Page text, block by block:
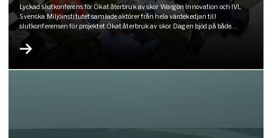
Lyckad slutkonferens för Ökat återbruk av skor Wargön Innovation och IVL
Svenska Miljöinstitutet samlade aktörer från hela värdekedjan till
slutkonferensen för projektet Ökat återbruk av skor. Dagen bjöd på både
resultat, konkreta verktyg och engagerade samtal om hur skobranschen kan
ställa om till mer cirkulära arbetssätt. Förmiddagen fokuserade på projektets
resultat, där deltagarna fick ta…